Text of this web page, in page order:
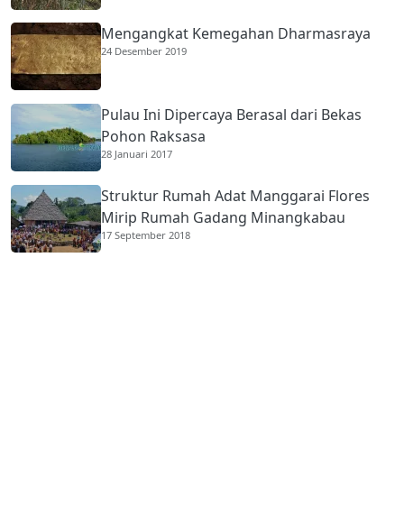
Mengangkat Kemegahan Dharmasraya
24 Desember 2019
Pulau Ini Dipercaya Berasal dari Bekas
Pohon Raksasa
28 Januari 2017
Struktur Rumah Adat Manggarai Flores
Mirip Rumah Gadang Minangkabau
17 September 2018